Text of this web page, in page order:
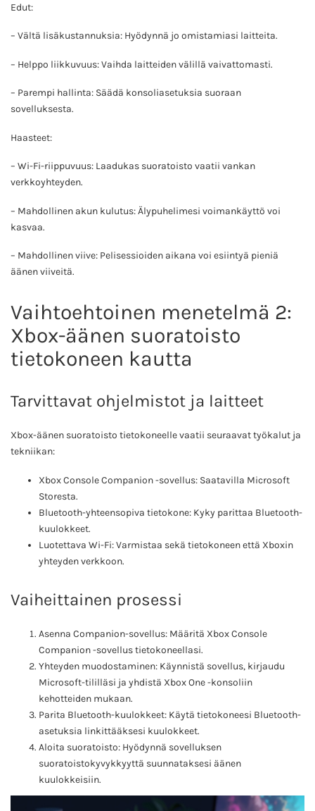
Edut:
– Vältä lisäkustannuksia: Hyödynnä jo omistamiasi laitteita.
– Helppo liikkuvuus: Vaihda laitteiden välillä vaivattomasti.
– Parempi hallinta: Säädä konsoliasetuksia suoraan
sovelluksesta.
Haasteet:
– Wi-Fi-riippuvuus: Laadukas suoratoisto vaatii vankan
verkkoyhteyden.
– Mahdollinen akun kulutus: Älypuhelimesi voimankäyttö voi
kasvaa.
– Mahdollinen viive: Pelisessioiden aikana voi esiintyä pieniä
äänen viiveitä.
Vaihtoehtoinen menetelmä 2:
Xbox-äänen suoratoisto
tietokoneen kautta
Tarvittavat ohjelmistot ja laitteet
Xbox-äänen suoratoisto tietokoneelle vaatii seuraavat työkalut ja
tekniikan:
Xbox Console Companion -sovellus: Saatavilla Microsoft
Storesta.
Bluetooth-yhteensopiva tietokone: Kyky parittaa Bluetooth-
kuulokkeet.
Luotettava Wi-Fi: Varmistaa sekä tietokoneen että Xboxin
yhteyden verkkoon.
Vaiheittainen prosessi
Asenna Companion-sovellus: Määritä Xbox Console
Companion -sovellus tietokoneellasi.
Yhteyden muodostaminen: Käynnistä sovellus, kirjaudu
Microsoft-tililläsi ja yhdistä Xbox One -konsoliin
kehotteiden mukaan.
Parita Bluetooth-kuulokkeet: Käytä tietokoneesi Bluetooth-
asetuksia linkittääksesi kuulokkeet.
Aloita suoratoisto: Hyödynnä sovelluksen
suoratoistokyvykkyyttä suunnataksesi äänen
kuulokkeisiin.